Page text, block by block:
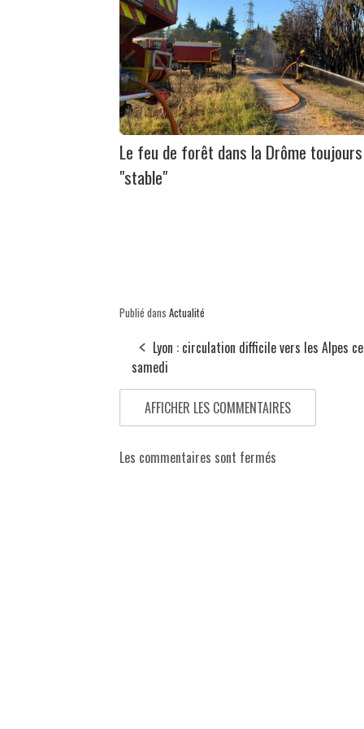
Le feu de forêt dans la Drôme toujours
"stable"
Publié dans Actualité
Lyon : circulation difficile vers les Alpes ce
samedi
AFFICHER LES COMMENTAIRES
Les commentaires sont fermés